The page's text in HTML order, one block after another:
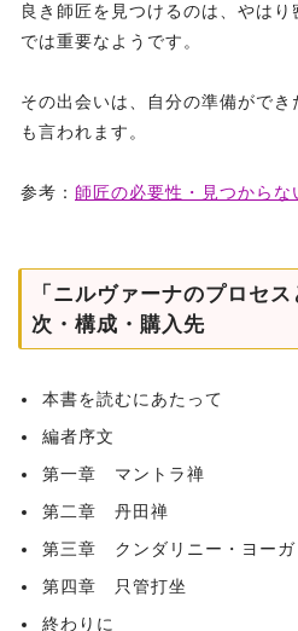
良き師匠を見つけるのは、やは
では重要なようです。
その出会いは、自分の準備ができ
も言われます。
参考： 師匠の必要性・見つからな
「ニルヴァーナのプロセ
次・構成・購入先
本書を読むにあたって
編者序文
第一章 マントラ禅
第二章 丹田禅
第三章 クンダリニー・ヨーガ
第四章 只管打坐
終わりに